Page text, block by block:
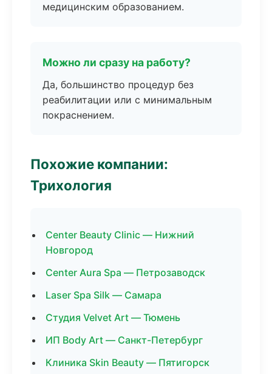
медицинским образованием.
Можно ли сразу на работу?
Да, большинство процедур без
реабилитации или с минимальным
покраснением.
Похожие компании:
Трихология
Center Beauty Clinic — Нижний
Новгород
Center Aura Spa — Петрозаводск
Laser Spa Silk — Самара
Студия Velvet Art — Тюмень
ИП Body Art — Санкт-Петербург
Клиника Skin Beauty — Пятигорск